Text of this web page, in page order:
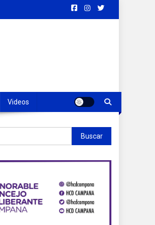
Videos
Buscar: